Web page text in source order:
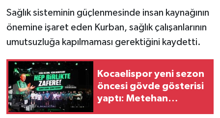
Sağlık sisteminin güçlenmesinde insan kaynağının
önemine işaret eden Kurban, sağlık çalışanlarının
umutsuzluğa kapılmaması gerektiğini kaydetti.
Kocaelispor yeni sezon
öncesi gövde gösterisi
yaptı: Metehan
Otomobil
Sağlık
SİYASET